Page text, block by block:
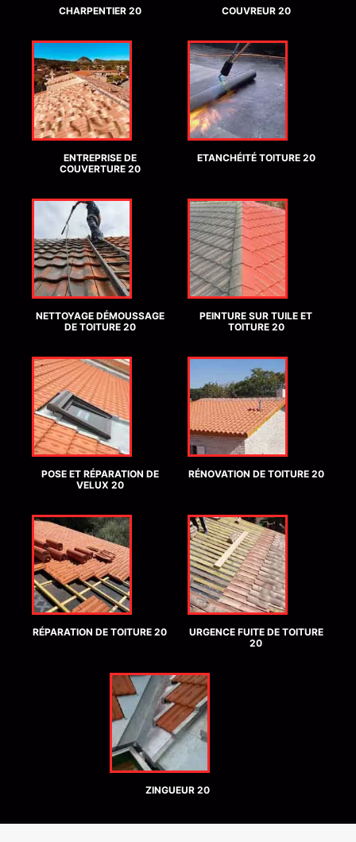
CHARPENTIER 20 COUVREUR 20
ENTREPRISE DE
COUVERTURE 20
ETANCHÉITÉ TOITURE 20
NETTOYAGE DÉMOUSSAGE
DE TOITURE 20
PEINTURE SUR TUILE ET
TOITURE 20
POSE ET RÉPARATION DE
VELUX 20
RÉNOVATION DE TOITURE 20
RÉPARATION DE TOITURE 20
URGENCE FUITE DE TOITURE
20
ZINGUEUR 20